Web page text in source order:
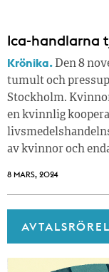
Ica-handlarna
Krönika. Den 8
tumult och
Stockholm.
en kvinnlig
av kvinnor och
8 MARS, 2024